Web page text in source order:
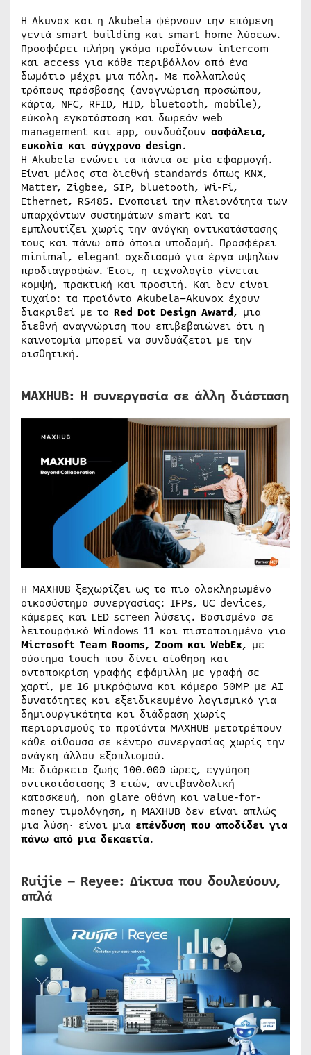
Η Akuvox και η Akubela φέρνουν την επόμενη
γενιά smart building και smart home λύσεων.
Προσφέρει πλήρη γκάμα προΪόντων intercom
και access για κάθε περιβάλλον από ένα
δωμάτιο μέχρι μια πόλη. Με πολλαπλούς
τρόπους πρόσβασης (αναγνώριση προσώπου,
κάρτα, NFC, RFID, HID, bluetooth, mobile),
εύκολη εγκατάσταση και δωρεάν web
management και app, συνδυάζουν ασφάλεια,
ευκολία και σύγχρονο design.
Η Akubela ενώνει τα πάντα σε μία εφαρμογή.
Eίναι μέλος στα διεθνή standards όπως KNX,
Matter, Zigbee, SIP, bluetooth, Wi-Fi,
Ethernet, RS485. Ενοποιεί την πλειονότητα των
υπαρχόντων συστημάτων smart και τα
εμπλουτίζει χωρίς την ανάγκη αντικατάστασης
τους και πάνω από όποια υποδομή. Προσφέρει
minimal, elegant σχεδιασμό για έργα υψηλών
προδιαγραφών. Έτσι, η τεχνολογία γίνεται
κομψή, πρακτική και προσιτή. Και δεν είναι
τυχαίο: τα προϊόντα Akubela–Akuvox έχουν
διακριθεί με το Red Dot Design Award, μια
διεθνή αναγνώριση που επιβεβαιώνει ότι η
καινοτομία μπορεί να συνδυάζεται με την
αισθητική.
MAXHUB: Η συνεργασία σε άλλη διάσταση
Η MAXHUB ξεχωρίζει ως το πιο ολοκληρωμένο
οικοσύστημα συνεργασίας: IFPs, UC devices,
κάμερες και LED screen λύσεις. Βασισμένα σε
λειτουρφικό Windows 11 και πιστοποιημένα για
Microsoft Team Rooms, Zoom και WebEx, με
σύστημα touch που δίνει αίσθηση και
ανταποκρίση γραφής εφάμιλλη με γραφή σε
χαρτί, με 16 μικρόφωνα και κάμερα 50MP με AI
δυνατότητες και εξειδικευμένο λογισμικό για
δημιουργικότητα και διάδραση χωρίς
περιορισμούς τα προϊόντα MAXHUB μετατρέπουν
κάθε αίθουσα σε κέντρο συνεργασίας χωρίς την
ανάγκη άλλου εξοπλισμού.
Με διάρκεια ζωής 100.000 ώρες, εγγύηση
αντικατάστασης 3 ετών, αντιβανδαλική
κατασκευή, non glare οθόνη και value-for-
money τιμολόγηση, η MAXHUB δεν είναι απλώς
μια λύση· είναι μια επένδυση που αποδίδει για
πάνω από μια δεκαετία.
Ruijie – Reyee: Δίκτυα που δουλεύουν,
απλά